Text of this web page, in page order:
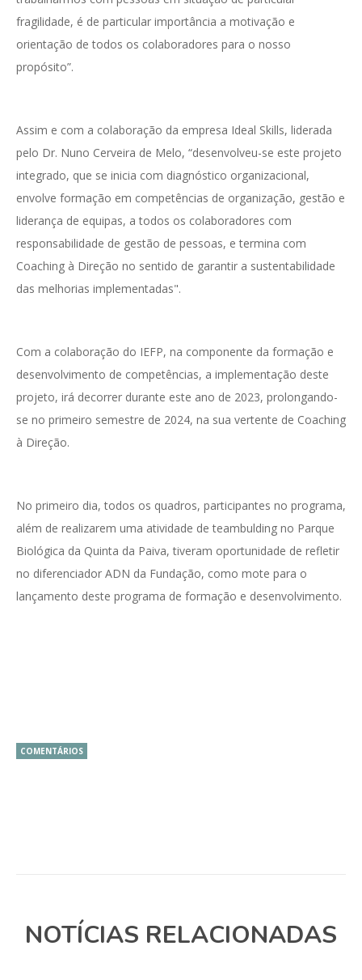
fragilidade, é de particular importância a motivação e
orientação de todos os colaboradores para o nosso
propósito”.
Assim e com a colaboração da empresa Ideal Skills, liderada
pelo Dr. Nuno Cerveira de Melo, “desenvolveu-se este projeto
integrado, que se inicia com diagnóstico organizacional,
envolve formação em competências de organização, gestão e
liderança de equipas, a todos os colaboradores com
responsabilidade de gestão de pessoas, e termina com
Coaching à Direção no sentido de garantir a sustentabilidade
das melhorias implementadas".
Com a colaboração do IEFP, na componente da formação e
desenvolvimento de competências, a implementação deste
projeto, irá decorrer durante este ano de 2023, prolongando-
se no primeiro semestre de 2024, na sua vertente de Coaching
à Direção.
No primeiro dia, todos os quadros, participantes no programa,
além de realizarem uma atividade de teambulding no Parque
Biológica da Quinta da Paiva, tiveram oportunidade de refletir
no diferenciador ADN da Fundação, como mote para o
lançamento deste programa de formação e desenvolvimento.
COMENTÁRIOS
NOTÍCIAS RELACIONADAS